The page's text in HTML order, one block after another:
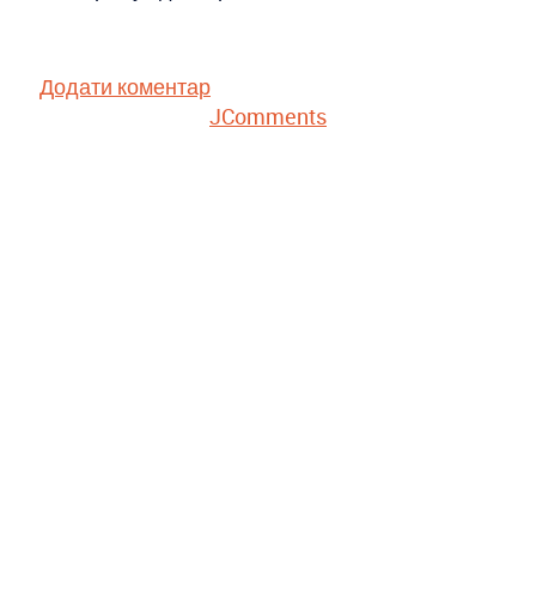
Додати коментар
JComments